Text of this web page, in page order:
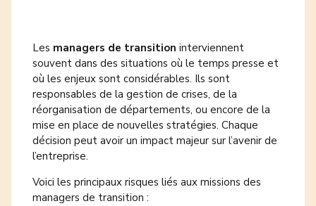
Les managers de transition interviennent
souvent dans des situations où le temps presse et
où les enjeux sont considérables. Ils sont
responsables de la gestion de crises, de la
réorganisation de départements, ou encore de la
mise en place de nouvelles stratégies. Chaque
décision peut avoir un impact majeur sur l’avenir de
l’entreprise.
Voici les principaux risques liés aux missions des
managers de transition :